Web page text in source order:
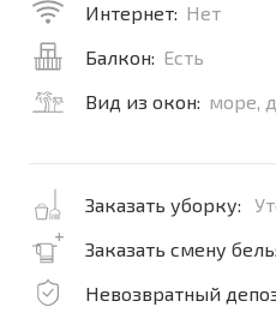
Интернет: Нет
Балкон: Есть
Вид из окон: море,
Заказать уборку:
Заказать смену
Невозвратный